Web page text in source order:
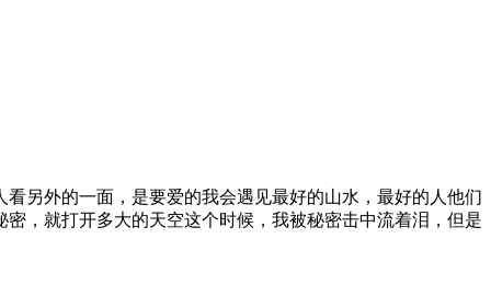
另外的一面，是要爱的我会遇见最好的山水，最好的人他们
，就打开多大的天空这个时候，我被秘密击中流着泪，但是